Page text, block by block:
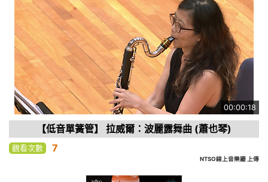
00:00:18
【低音單簧管】 拉威爾：波麗露舞曲 (蕭也琴)
觀看次數 7
NTSO線上音樂廳 上傳